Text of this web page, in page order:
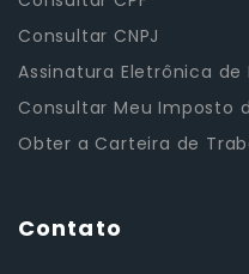
Consultar CNPJ
Assinatura Eletrônica
Consultar Meu Imposto
Obter a Carteira de
Contato